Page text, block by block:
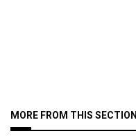
MORE FROM THIS SECTION